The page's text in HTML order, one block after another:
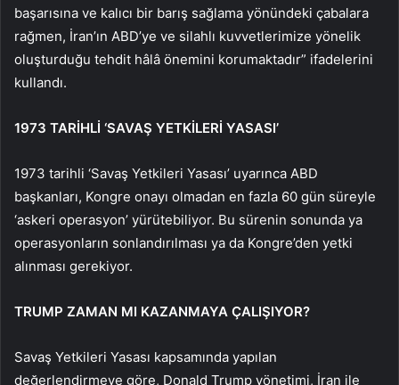
başarısına ve kalıcı bir barış sağlama yönündeki çabalara
rağmen, İran’ın ABD’ye ve silahlı kuvvetlerimize yönelik
oluşturduğu tehdit hâlâ önemini korumaktadır” ifadelerini
kullandı.
1973 TARİHLİ ‘SAVAŞ YETKİLERİ YASASI’
1973 tarihli ‘Savaş Yetkileri Yasası’ uyarınca ABD
başkanları, Kongre onayı olmadan en fazla 60 gün süreyle
‘askeri operasyon’ yürütebiliyor. Bu sürenin sonunda ya
operasyonların sonlandırılması ya da Kongre’den yetki
alınması gerekiyor.
TRUMP ZAMAN MI KAZANMAYA ÇALIŞIYOR?
Savaş Yetkileri Yasası kapsamında yapılan
değerlendirmeye göre, Donald Trump yönetimi, İran ile